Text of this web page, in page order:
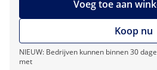
Voeg toe aan
Koop nu
NIEUW: Bedrijven kunnen binnen 30
met